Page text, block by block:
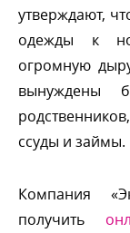
утверждают,
одежды к
огромную
ынуждены
ссуды и займы.
Компания
получить